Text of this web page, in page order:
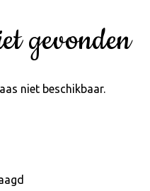
gevonden
niet beschikbaar.